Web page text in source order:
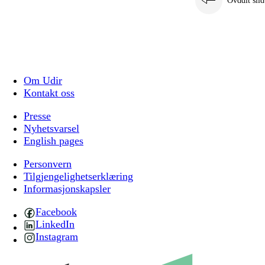
Om Udir
Kontakt oss
Presse
Nyhetsvarsel
English pages
Personvern
Tilgjengelighetserklæring
Informasjonskapsler
Facebook
LinkedIn
Instagram